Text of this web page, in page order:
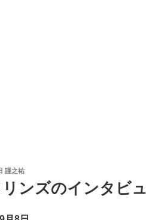
謹之祐
ンズのインタビ